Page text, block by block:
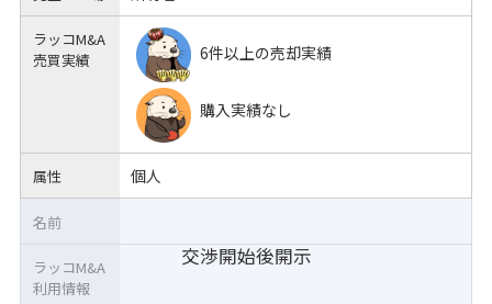
ラッコM&A
売買実績
6件以上の売却実績
購入実績なし
属性 個人
交渉開始後開示
名前
ラッコM&A
利用情報